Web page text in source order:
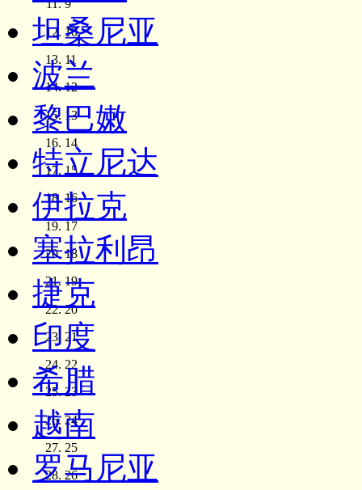
9
10
11
12
13
14
15
16
17
18
19
20
21
22
23
24
25
26
坦桑尼亚
波兰
黎巴嫩
特立尼达
伊拉克
塞拉利昂
捷克
印度
希腊
越南
罗马尼亚